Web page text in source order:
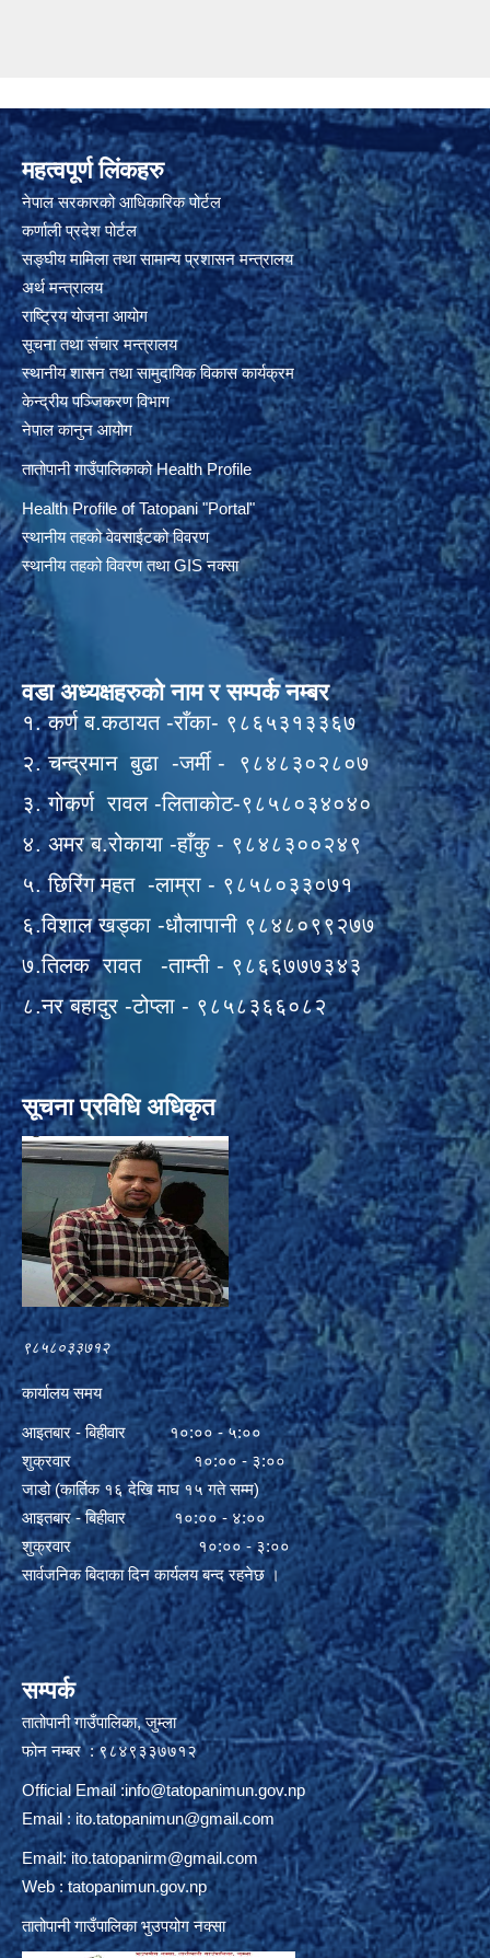
महत्वपूर्ण लिंकहरु
नेपाल सरकारको आधिकारिक पोर्टल
कर्णाली प्रदेश पोर्टल
सङ्घीय मामिला तथा सामान्य प्रशासन मन्त्रालय
अर्थ मन्त्रालय
राष्ट्रिय योजना आयोग
सूचना तथा संचार मन्त्रालय
स्थानीय शासन तथा सामुदायिक विकास कार्यक्रम
केन्द्रीय पञ्जिकरण विभाग
नेपाल कानुन आयोग
तातोपानी गाउँपालिकाको Health Profile
Health Profile of Tatopani"Portal"
स्थानीय तहको वेवसाईटको विवरण
स्थानीय तहको विवरण तथा GIS नक्सा
वडा अध्यक्षहरुको नाम र सम्पर्क नम्बर
१. कर्ण ब.कठायत -राँका- ९८६५३१३३६७
२. चन्द्रमान बुढा -जर्मी - ९८४८३०२८०७
३. गोकर्ण रावल -लिताकोट-९८५८०३४०४०
४. अमर ब.रोकाया -हाँकु - ९८४८३००२४९
५. छिरिंग महत -लाम्रा - ९८५८०३३०७१
६.विशाल खड्का -धौलापानी ९८४८०९९२७७
७.तिलक रावत -ताम्ती - ९८६६७७७३४३
८.नर बहादुर -टोप्ला - ९८५८३६६०८२
सूचना प्रविधि अधिकृत
९८५८०३३७१२
कार्यालय समय
आइतबार - बिहीवार १०:०० - ५:००
शुक्रवार १०:०० - ३:००
जाडो (कार्तिक १६ देखि माघ १५ गते सम्म)
आइतबार - बिहीवार १०:०० - ४:००
शुक्रवार १०:०० - ३:००
सार्वजनिक बिदाका दिन कार्यलय बन्द रहनेछ ।
सम्पर्क
तातोपानी गाउँपालिका, जुम्ला
फोन नम्बर : ९८४९३३७७१२
Official Email :info@tatopanimun.gov.np
Email :ito.tatopanimun@gmail.com
Email:ito.tatopanirm@gmail.com
Web : tatopanimun.gov.np
तातोपानी गाउँपालिका भुउपयोग नक्सा